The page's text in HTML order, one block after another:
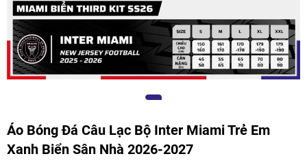
Áo Bóng Đá Câu Lạc Bộ Inter Miami Trẻ Em
Xanh Biển Sân Nhà 2026-2027